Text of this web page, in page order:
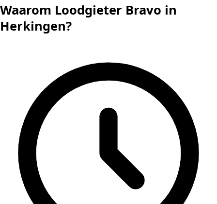
Waarom Loodgieter Bravo in
Herkingen?